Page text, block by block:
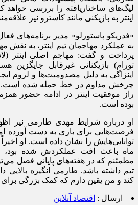
لیگ‌های ساختاریافته را بررسی
اینتر به بازیکنی مانند کاسترو نیز
«فدریکو پاستورلو» مدیر برنامه‌های
به عملکرد مهاجمان تیم اینتر، به
پرداخت و گفت: مهاجم اصلی اینتر
تورام) بازیکنانی غیرقابل جایگزین
اینزاگی به دلیل مصدومیت‌ها و لزوم
چرخش مداوم در خط حمله شده است.
راز موفقیت اینتر در ادامه حضور
بوده است.
او درباره شرایط مهدی طارمی نیز
فرصت‌هایی برای بازی به دست آورده
توانایی‌هایش را نشان داده است. او
ماه باعث افت عملکردش شده
مطمئنم که در هفته‌های پایانی فصل
تیم داشته باشد. طارمی انگیزه بالایی
کند و من یقین دارم که کمک بزرگی برای
ارسال : اقتصاد آنلاین